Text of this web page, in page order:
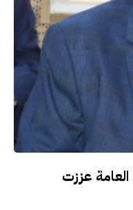
العامة عززت